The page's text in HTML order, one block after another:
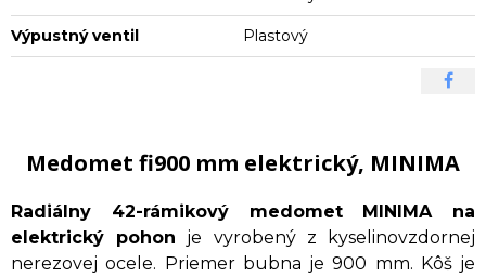
Výpustný ventil Plastový
Medomet fi900 mm elektrický, MINIMA
Radiálny 42-rámikový medomet MINIMA na
elektrický pohon je vyrobený z kyselinovzdornej
nerezovej ocele. Priemer bubna je 900 mm. Kôš je